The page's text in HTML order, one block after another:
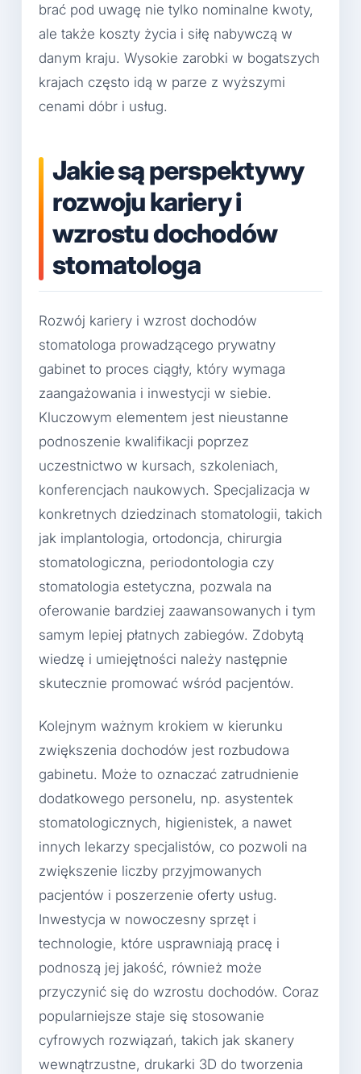
brać pod uwagę nie tylko nominalne kwoty,
ale także koszty życia i siłę nabywczą w
danym kraju. Wysokie zarobki w bogatszych
krajach często idą w parze z wyższymi
cenami dóbr i usług.
Jakie są perspektywy
rozwoju kariery i
wzrostu dochodów
stomatologa
Rozwój kariery i wzrost dochodów
stomatologa prowadzącego prywatny
gabinet to proces ciągły, który wymaga
zaangażowania i inwestycji w siebie.
Kluczowym elementem jest nieustanne
podnoszenie kwalifikacji poprzez
uczestnictwo w kursach, szkoleniach,
konferencjach naukowych. Specjalizacja w
konkretnych dziedzinach stomatologii, takich
jak implantologia, ortodoncja, chirurgia
stomatologiczna, periodontologia czy
stomatologia estetyczna, pozwala na
oferowanie bardziej zaawansowanych i tym
samym lepiej płatnych zabiegów. Zdobytą
wiedzę i umiejętności należy następnie
skutecznie promować wśród pacjentów.
Kolejnym ważnym krokiem w kierunku
zwiększenia dochodów jest rozbudowa
gabinetu. Może to oznaczać zatrudnienie
dodatkowego personelu, np. asystentek
stomatologicznych, higienistek, a nawet
innych lekarzy specjalistów, co pozwoli na
zwiększenie liczby przyjmowanych
pacjentów i poszerzenie oferty usług.
Inwestycja w nowoczesny sprzęt i
technologie, które usprawniają pracę i
podnoszą jej jakość, również może
przyczynić się do wzrostu dochodów. Coraz
popularniejsze staje się stosowanie
cyfrowych rozwiązań, takich jak skanery
wewnątrzustne, drukarki 3D do tworzenia